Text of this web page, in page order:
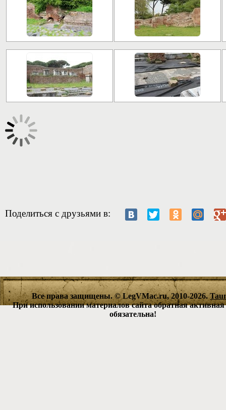
Поделиться с друзьями в:
Все права защищены. © LegVMac.ru, 2010-2026.
При использовании материалов сайта обратная
обязательна!